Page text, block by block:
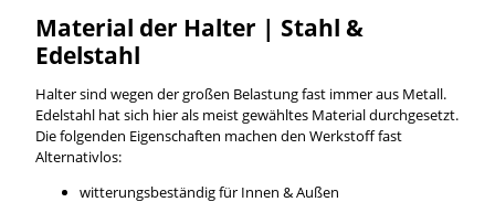
Material der Halter | Stahl &
Edelstahl
Halter sind wegen der großen Belastung fast immer aus Metall.
Edelstahl hat sich hier als meist gewähltes Material durchgesetzt.
Die folgenden Eigenschaften machen den Werkstoff fast
Alternativlos:
witterungsbeständig für Innen & Außen